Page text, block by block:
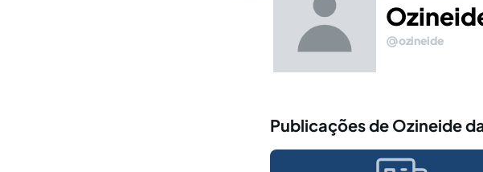
ozineide
Publicações de Ozineide